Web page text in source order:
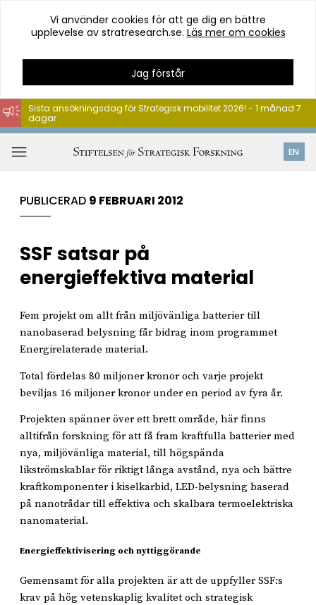
Hoppa
till
innehåll
Vi använder cookies för att ge dig en bättre
upplevelse av stratresearch.se. Läs mer om cookies
Jag förstår
EN
Sista ansökningsdag för Strategisk mobilitet 2026! - 1 månad 7
dagar
PUBLICERAD 9 FEBRUARI 2012
SSF satsar på
energieffektiva material
Fem projekt om allt från miljövänliga batterier till
nanobaserad belysning får bidrag inom programmet
Energirelaterade material.
Total fördelas 80 miljoner kronor och varje projekt
beviljas 16 miljoner kronor under en period av fyra år.
Projekten spänner över ett brett område, här finns
alltifrån forskning för att få fram kraftfulla batterier med
nya, miljövänliga material, till högspända
likströmskablar för riktigt långa avstånd, nya och bättre
kraftkomponenter i kiselkarbid, LED-belysning baserad
på nanotrådar till effektiva och skalbara termoelektriska
nanomaterial.
Energieffektivisering och nyttiggörande
Gemensamt för alla projekten är att de uppfyller SSF:s
krav på hög vetenskaplig kvalitet och strategisk